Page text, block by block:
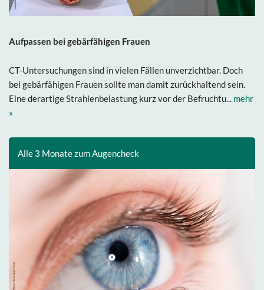
Aufpassen bei gebärfähigen Frauen
CT-Untersuchungen sind in vielen Fällen unverzichtbar. Doch
bei gebärfähigen Frauen sollte man damit zurückhaltend sein.
Eine derartige Strahlenbelastung kurz vor der Befruchtu... mehr
»
Alle 3 Monate zum Augencheck